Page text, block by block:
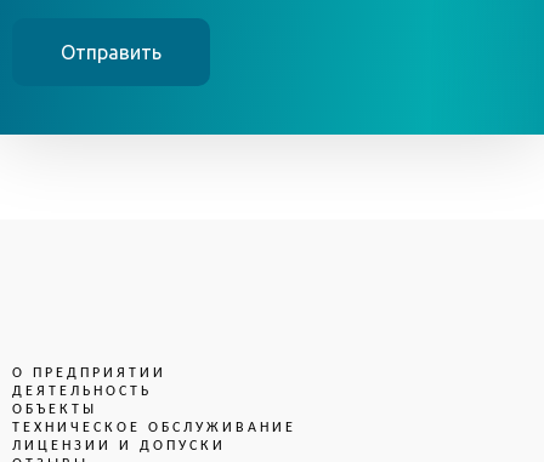
О ПРЕДПРИЯТИИ
ДЕЯТЕЛЬНОСТЬ
ОБЪЕКТЫ
ТЕХНИЧЕСКОЕ ОБСЛУЖИВАНИЕ
ЛИЦЕНЗИИ И ДОПУСКИ